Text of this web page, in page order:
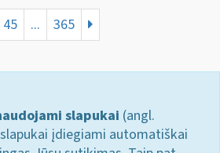
45 ... 365
slapukai (angl.
įdiegiami automatiškai